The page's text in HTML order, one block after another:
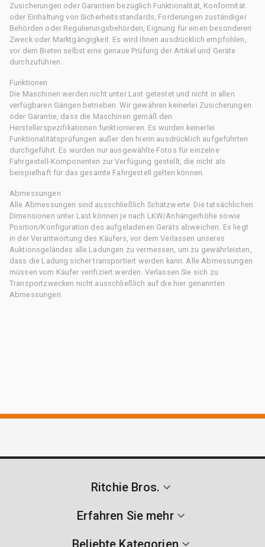
Zusicherungen oder Garantien bezüglich Funktionalität, Konformität
oder Einhaltung von Sicherheitsstandards, Forderungen zuständiger
Behörden oder Regulierungsbehörden, Eignung für einen besonderen
Zweck oder Marktgängigkeit. Es wird Ihnen ausdrücklich empfohlen,
vor dem Bieten selbst eine genaue Prüfung der Artikel und Geräte
durchzuführen.
Funktionen
Die Maschinen werden nicht unter Last getestet und nicht in allen
verfügbaren Gängen betrieben. Wir gewähren keinerlei Zusicherungen
oder Garantie, dass die Maschinen gemäß den
Herstellerspezifikationen funktionieren. Es wurden keinerlei
Funktionalitätsprüfungen außer den hierin ausdrücklich aufgeführten
durchgeführt. Es wurden nur ausgewählte Fotos für einzelne
Fahrgestell-Komponenten zur Verfügung gestellt, die nicht als
beispielhaft für das gesamte Fahrgestell gelten können.
Abmessungen
Alle Abmessungen sind ausschließlich Schätzwerte. Die tatsächlichen
Dimensionen unter Last können je nach LKW/Anhängerhöhe sowie
Position/Konfiguration des aufgeladenen Geräts abweichen. Es liegt
in der Verantwortung des Käufers, vor dem Verlassen unseres
Auktionsgeländes alle Ladungen zu vermessen, um zu gewährleisten,
dass die Ladung sicher transportiert werden kann. Alle Abmessungen
müssen vom Käufer verifiziert werden. Verlassen Sie sich zu
Transportzwecken nicht ausschließlich auf die hier genannten
Abmessungen.
Ritchie Bros.
Erfahren Sie mehr